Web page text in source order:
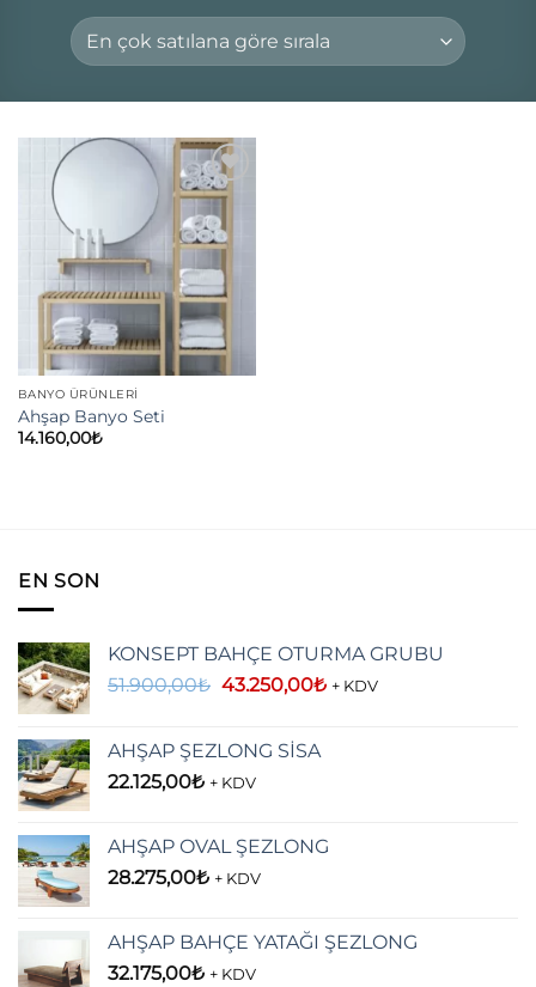
Add to
wishlist
BANYO ÜRÜNLERI
Ahşap Banyo Seti
14.160,00₺
EN SON
KONSEPT BAHÇE OTURMA GRUBU
51.900,00₺ Orijinal
43.250,00₺Şu
+ KDV
AHŞAP ŞEZLONG SİSA
22.125,00₺ + KDV
AHŞAP OVAL ŞEZLONG
28.275,00₺ + KDV
AHŞAP BAHÇE YATAĞI ŞEZLONG
32.175,00₺ + KDV